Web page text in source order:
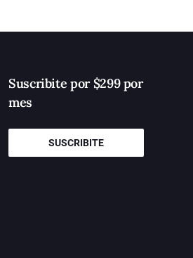
Suscribite por $299 por
mes
SUSCRIBITE